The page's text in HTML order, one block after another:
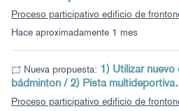
Hace aproximadamente 1 mes
Proceso participativo edificio de
Nueva propuesta: 1) Utilizar
bádminton / 2) Pista
Proceso participativo edificio de